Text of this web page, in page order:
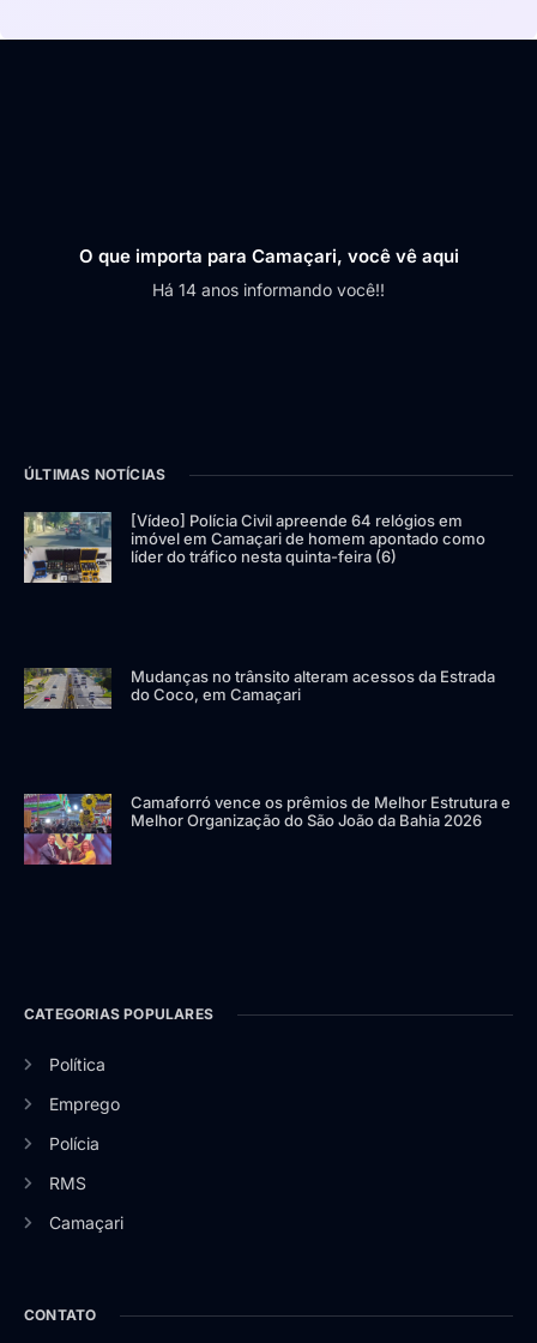
O que importa para Camaçari, você vê aqui
Há 14 anos informando você!!
ÚLTIMAS NOTÍCIAS
[Vídeo] Polícia Civil apreende 64 relógios em
imóvel em Camaçari de homem apontado como
líder do tráfico nesta quinta-feira (6)
Mudanças no trânsito alteram acessos da Estrada
do Coco, em Camaçari
Camaforró vence os prêmios de Melhor Estrutura e
Melhor Organização do São João da Bahia 2026
CATEGORIAS POPULARES
Política
Emprego
Polícia
RMS
Camaçari
CONTATO